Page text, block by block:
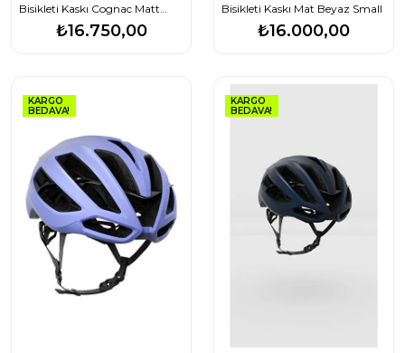
Bisikleti Kaskı Cognac Matt
Medium₺16.750,00
Bisikleti Kaskı Mat Beyaz Small
₺16.000,00
KARGO
BEDAVA!
KARGO
BEDAVA!